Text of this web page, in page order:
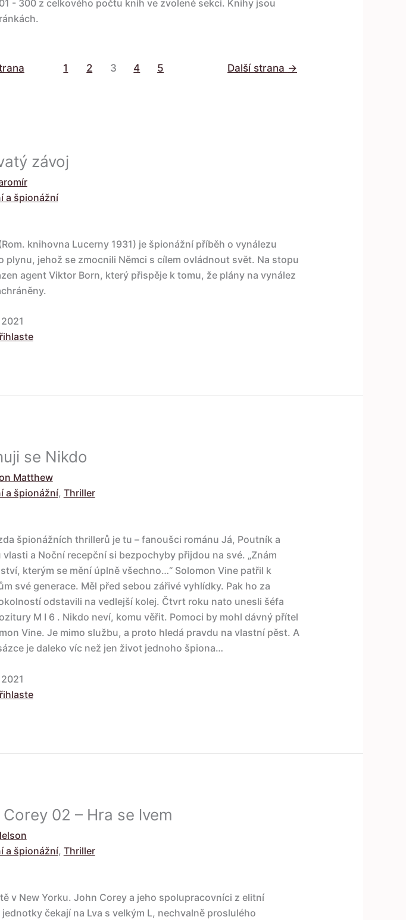
- 300 z celkového počtu knih ve zvolené sekci. Knihy jsou
1 2 3 4 5 Další strana →
závoj
a špionážní
knihovna Lucerny 1931) je špionážní příběh o vynálezu
plynu, jehož se zmocnili Němci s cílem ovládnout svět. Na stopu
agent Viktor Born, který přispěje k tomu, že plány na vynález
se Nikdo
Matthew
a špionážní, Thriller
špionážních thrillerů je tu – fanoušci románu Já, Poutník a
vlasti a Noční recepční si bezpochyby přijdou na své. „Znám
kterým se mění úplně všechno…“ Solomon Vine patřil k
své generace. Měl před sebou zářivé vyhlídky. Pak ho za
odstavili na vedlejší kolej. Čtvrt roku nato unesli šéfa
M I 6 . Nikdo neví, komu věřit. Pomoci by mohl dávný přítel
Vine. Je mimo službu, a proto hledá pravdu na vlastní pěst. A
je daleko víc než jen život jednoho špiona…
02 – Hra se lvem
a špionážní, Thriller
v New Yorku. John Corey a jeho spolupracovníci z elitní
čekají na Lva s velkým L, nechvalně proslulého